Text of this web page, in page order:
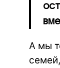
А мы